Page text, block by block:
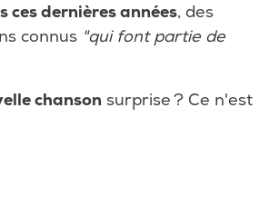
ces dernières années, des
connus "qui font partie de
chanson surprise ? Ce n'est